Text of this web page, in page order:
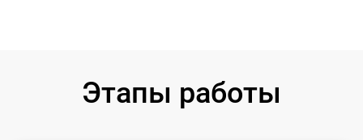
Этапы работы